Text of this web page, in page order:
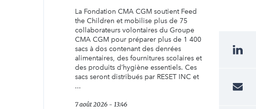
La Fondation CMA CGM soutient Feed
the Children et mobilise plus de 75
collaborateurs volontaires du Groupe
CMA CGM pour préparer plus de 1 400
sacs à dos contenant des denrées
alimentaires, des fournitures scolaires et
des produits d’hygiène essentiels. Ces
sacs seront distribués par RESET INC et
...
7 août 2026 - 13:46